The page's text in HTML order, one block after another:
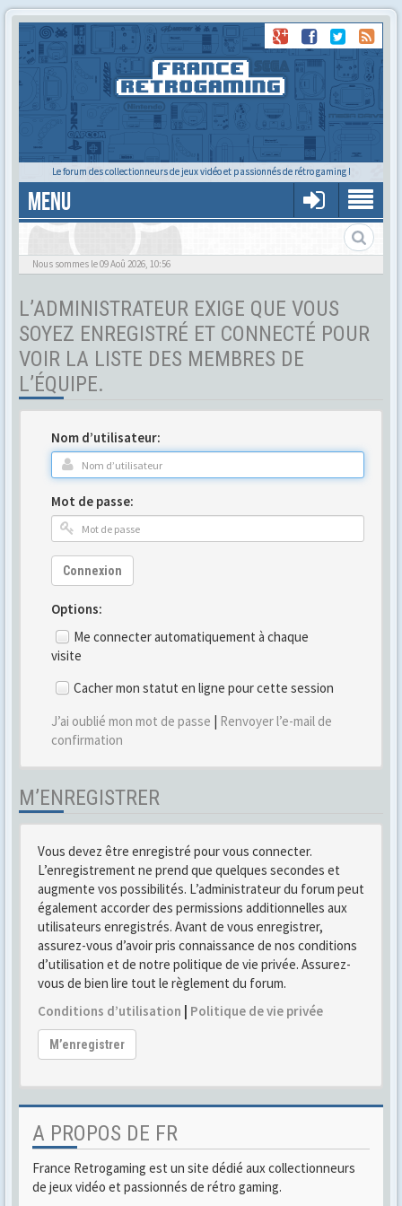
Le forum des collectionneurs de jeux vidéo et passionnés de rétro gaming !
MENU
Tu cherches quelqu'un ?
Nous sommes le 09 Aoû 2026, 10:56
L’ADMINISTRATEUR EXIGE QUE VOUS
SOYEZ ENREGISTRÉ ET CONNECTÉ POUR
VOIR LA LISTE DES MEMBRES DE
L’ÉQUIPE.
Nom d’utilisateur:
Mot de passe:
Connexion
Options:
Me connecter automatiquement à chaque
visite
Cacher mon statut en ligne pour cette session
J’ai oublié mon mot de passe | Renvoyer l’e-mail de
confirmation
M’ENREGISTRER
Vous devez être enregistré pour vous connecter.
L’enregistrement ne prend que quelques secondes et
augmente vos possibilités. L’administrateur du forum peut
également accorder des permissions additionnelles aux
utilisateurs enregistrés. Avant de vous enregistrer,
assurez-vous d’avoir pris connaissance de nos conditions
d’utilisation et de notre politique de vie privée. Assurez-
vous de bien lire tout le règlement du forum.
Conditions d’utilisation | Politique de vie privée
M’enregistrer
A PROPOS DE FR
France Retrogaming est un site dédié aux collectionneurs
de jeux vidéo et passionnés de rétro gaming.